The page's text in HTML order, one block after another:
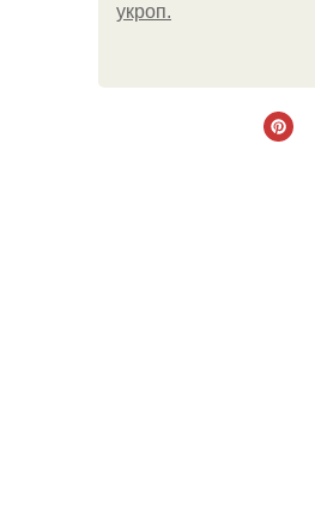
укроп.